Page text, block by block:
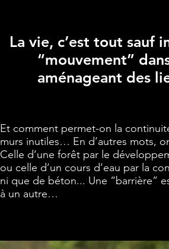
La vie, c’est tout sauf
“mouvement”
aménageant des
Et comment permet-on la
murs inutiles… En d’autres mots,
Celle d’une forêt par le
ou celle d’un cours d’eau par la
ni que de béton... Une “barrière”
à un autre…